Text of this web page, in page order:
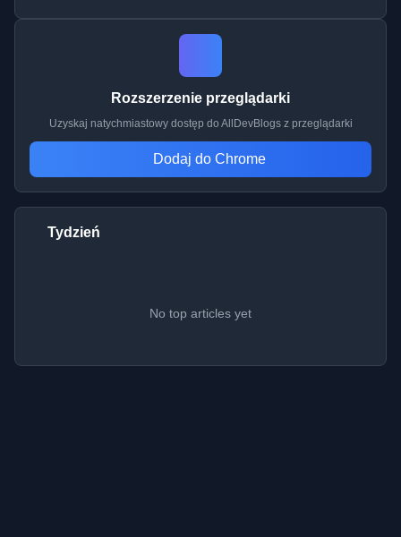
Rozszerzenie przeglądarki
Uzyskaj natychmiastowy dostęp do AllDevBlogs z przeglądarki
Dodaj do Chrome
Tydzień
No top articles yet